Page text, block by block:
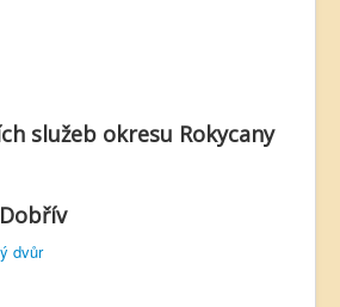
služeb okresu Rokycany
dvůr